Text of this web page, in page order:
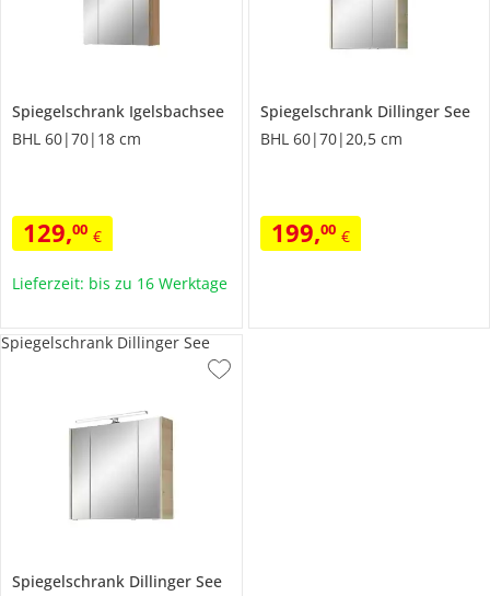
Spiegelschrank Igelsbachsee
BHL 60|70|18 cm
129,00 €
Lieferzeit: bis zu 16 Werktage
Spiegelschrank Dillinger See
BHL 60|70|20,5 cm
199,00 €
Spiegelschrank Dillinger See
Spiegelschrank Dillinger See